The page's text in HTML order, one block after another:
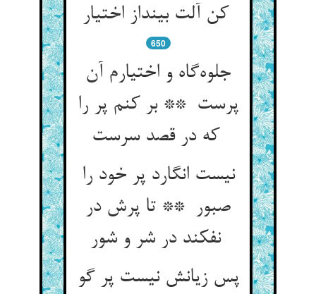
کن آلت بینداز اختیار
650
جلوه‌گاه و اختیارم آن
پرست ** بر کنم پر را
که در قصد سرست
نیست انگارد پر خود را
صبور ** تا پرش در
نفکند در شر و شور
پس زیانش نیست پر گو